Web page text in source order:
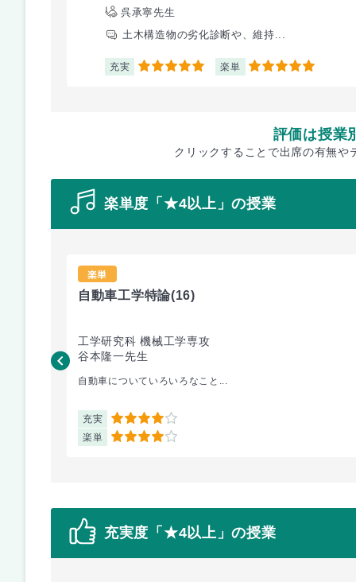
呉承寧先生
土木構造物の劣化診断や、維持...
充実 5 楽単 5
評価は授業
クリックすることで出席の有無や
楽単度「★4以上」の授業
楽単
自動車工学特論(16)
工学研究科 機械工学専攻
谷本隆一先生
自動車についていろいろなこと...
充実 4
楽単 4
充実度「★4以上」の授業